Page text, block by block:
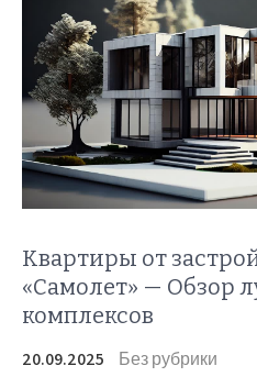
Квартиры от
«Самолет» — Обзор
комплексов
20.09.2025 Без рубрики